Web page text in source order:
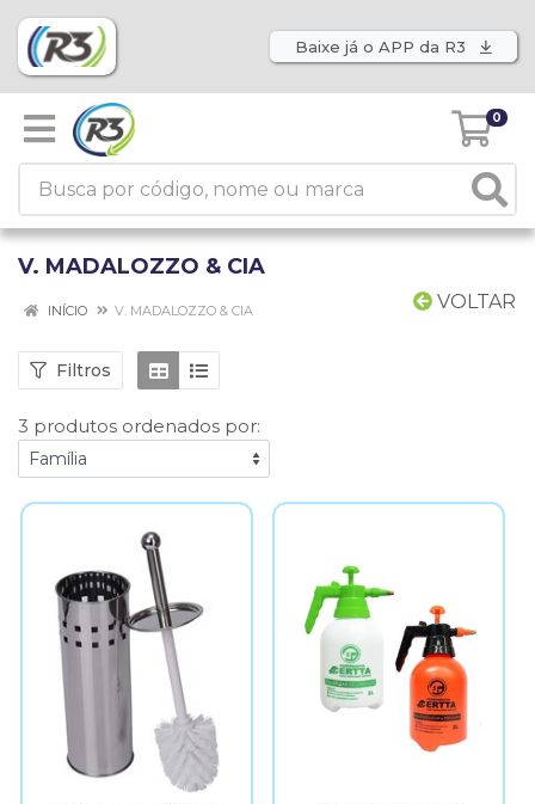
Baixe já o APP da R3
0
V. MADALOZZO & CIA
VOLTAR
INÍCIO V. MADALOZZO & CIA
Filtros
3 produtos ordenados por: